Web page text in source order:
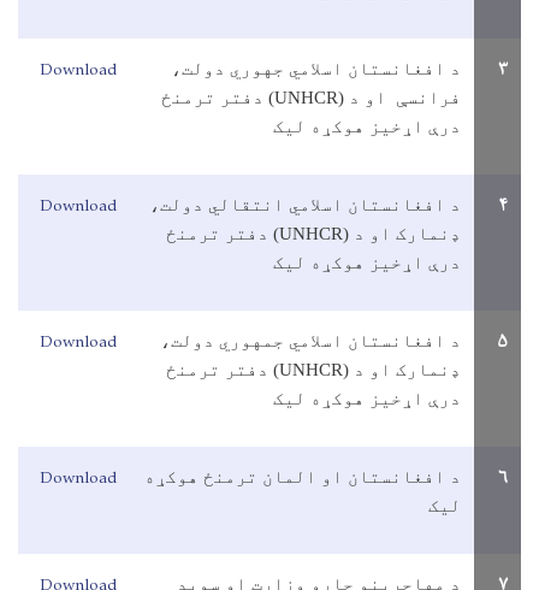
۳
د افغانستان اسلامي جهوري دولت،
فرانسې او د (UNHCR
) دفتر ترمنځ
درې اړخيز هوکړه ليک
Download
۴
د افغانستان اسلامي انتقالي دولت،
ډنمارک او د (UNHCR
) دفتر ترمنځ
درې اړخيز هوکړه ليک
Download
۵
د افغانستان اسلامي جمهوري دولت،
ډنمارک او د (UNHCR
) دفتر ترمنځ
درې اړخيز هوکړه ليک
Download
۶
د افغانستان او المان ترمنځ هوکړه
ليک
Download
د مهاجرينو چارو وزارت او سويد